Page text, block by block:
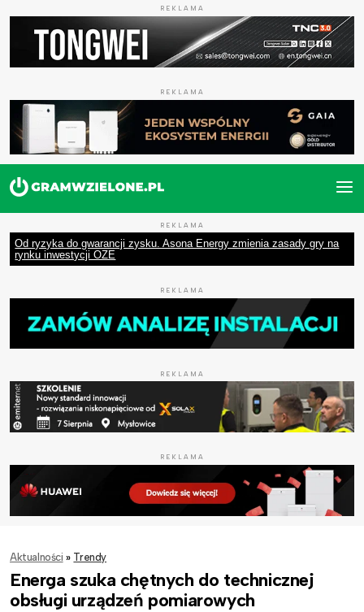
REKLAMA
REKLAMA
REKLAMA
Od ryzyka do gwarancji zysku. Asona Energy zmienia zasady gry na
rynku inwestycji OZE
REKLAMA
REKLAMA
REKLAMA
Aktualności » Trendy
Energa szuka chętnych do technicznej
obsługi urządzeń pomiarowych